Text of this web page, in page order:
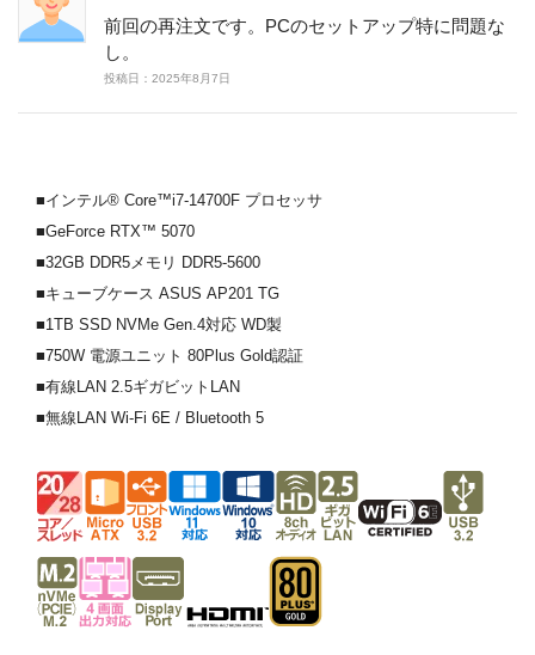
前回の再注文です。PCのセットアップ特に問題な
し。
投稿日：2025年8月7日
■インテル® Core™i7-14700F プロセッサ
■GeForce RTX™ 5070
■32GB DDR5メモリ DDR5-5600
■キューブケース ASUS AP201 TG
■1TB SSD NVMe Gen.4対応 WD製
■750W 電源ユニット 80Plus Gold認証
■有線LAN 2.5ギガビットLAN
■無線LAN Wi-Fi 6E / Bluetooth 5